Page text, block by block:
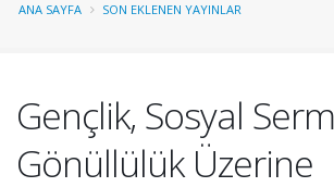
ANA SAYFA SON EKLENEN YAYINLAR
Gençlik, Sosyal
Gönüllülük Üzerine